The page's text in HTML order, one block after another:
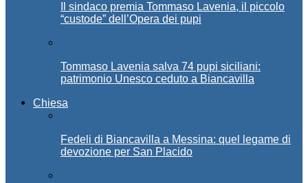
Il sindaco premia Tommaso Lavenia, il piccolo
“custode” dell’Opera dei pupi
Tommaso Lavenia salva 74 pupi siciliani:
patrimonio Unesco ceduto a Biancavilla
Chiesa
Fedeli di Biancavilla a Messina: quel legame di
devozione per San Placido